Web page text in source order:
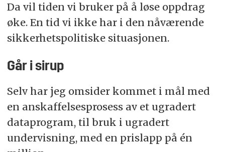
Da vil tiden vi bruker på å løse oppdrag
øke. En tid vi ikke har i den nåværende
sikkerhetspolitiske situasjonen.
Går i sirup
Selv har jeg omsider kommet i mål med
en anskaffelsesprosess av et ugradert
dataprogram, til bruk i ugradert
undervisning, med en prislapp på én